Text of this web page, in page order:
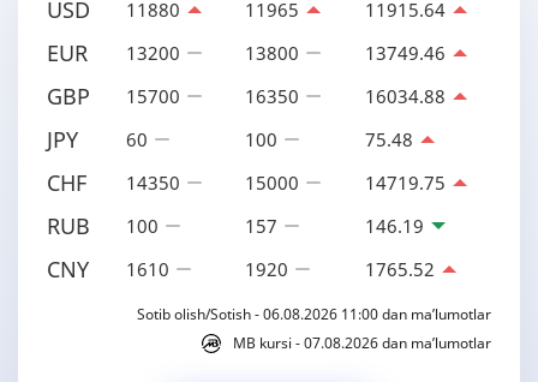
USD 11880 11965 11915.64
EUR 13200 13800 13749.46
GBP 15700 16350 16034.88
JPY 60 100 75.48
CHF 14350 15000 14719.75
RUB 100 157 146.19
CNY 1610 1920 1765.52
Sotib olish/Sotish - 06.08.2026 11:00 dan ma’lumotlar
MB kursi - 07.08.2026 dan ma’lumotlar